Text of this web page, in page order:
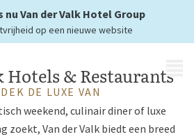
nu Van der Valk Hotel Group
op een nieuwe website
Hotels & Restaurants
DE LUXE VAN
weekend, culinair diner of luxe
zoekt, Van der Valk biedt een breed